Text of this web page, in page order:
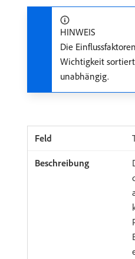
HINWEIS
Die
Wichtigkeit
unabhängig.